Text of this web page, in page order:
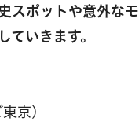
スポットや意外なモ
ていきます。
東京)